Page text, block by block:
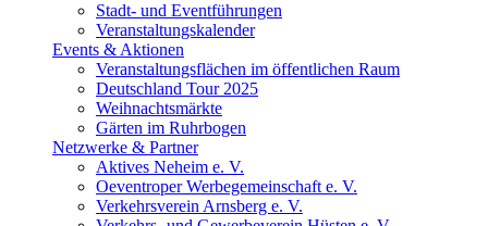
Stadt- und Eventführungen
Veranstaltungskalender
Events & Aktionen
Veranstaltungsflächen im öffentlichen Raum
Deutschland Tour 2025
Weihnachtsmärkte
Gärten im Ruhrbogen
Netzwerke & Partner
Aktives Neheim e. V.
Oeventroper Werbegemeinschaft e. V.
Verkehrsverein Arnsberg e. V.